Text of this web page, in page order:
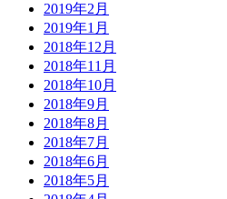
2019年2月
2019年1月
2018年12月
2018年11月
2018年10月
2018年9月
2018年8月
2018年7月
2018年6月
2018年5月